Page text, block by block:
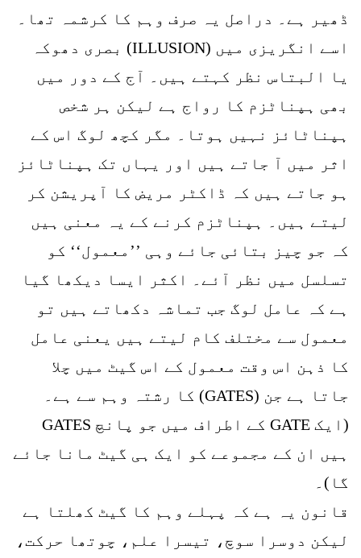
ڈھیر ہے۔ دراصل یہ صرف وہم کا کرشمہ تھا۔
اسے انگریزی میں (ILLUSION) بصری دھوکہ
یا البتاس نظر کہتے ہیں۔ آج کے دور میں
بھی ہپناٹزم کا رواج ہے لیکن ہر شخص
ہپناٹائز نہیں ہوتا۔ مگر کچھ لوگ اس کے
اثر میں آ جاتے ہیں اور یہاں تک ہپناٹائز
ہو جاتے ہیں کہ ڈاکٹر مریض کا آپریشن کر
لیتے ہیں۔ ہپناٹزم کرنے کے یہ معنی ہیں
کہ جو چیز بتائی جائے وہی ’’معمول‘‘ کو
تسلسل میں نظر آئے۔ اکثر ایسا دیکھا گیا
ہے کہ عامل لوگ جب تماشہ دکھاتے ہیں تو
معمول سے مختلف کام لیتے ہیں یعنی عامل
کا ذہن اس وقت معمول کے اس گیٹ میں چلا
جاتا ہے جن (GATES) کا رشتہ وہم سے ہے۔
(ایک GATE کے اطراف میں جو پانچ GATES
ہیں ان کے مجموعے کو ایک ہی گیٹ مانا جائے
گا)۔
قانون یہ ہے کہ پہلے وہم کا گیٹ کھلتا ہے
لیکن دوسرا سوچ، تیسرا علم، چوتھا حرکت،